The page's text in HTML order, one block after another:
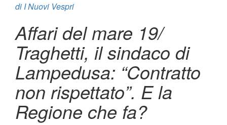
di I Nuovi Vespri
Affari del mare 19/
Traghetti, il sindaco di
Lampedusa: “Contratto
non rispettato”. E la
Regione che fa?